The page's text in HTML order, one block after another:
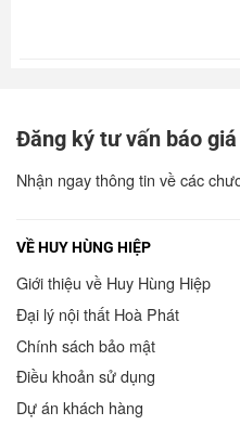
Đăng ký tư vấn báo
Nhận ngay thông tin về các
VỀ HUY HÙNG HIỆP
Giới thiệu về Huy Hùng Hiệp
Đại lý nội thất Hoà Phát
Chính sách bảo mật
Điều khoản sử dụng
Dự án khách hàng